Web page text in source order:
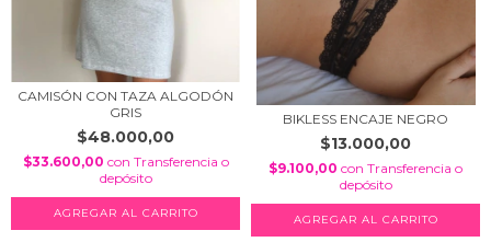
CAMISÓN CON TAZA ALGODÓN
GRIS
$48.000,00
$33.600,00 con Transferencia o
depósito
AGREGAR AL CARRITO
BIKLESS ENCAJE NEGRO
$13.000,00
$9.100,00 con Transferencia o
depósito
AGREGAR AL CARRITO